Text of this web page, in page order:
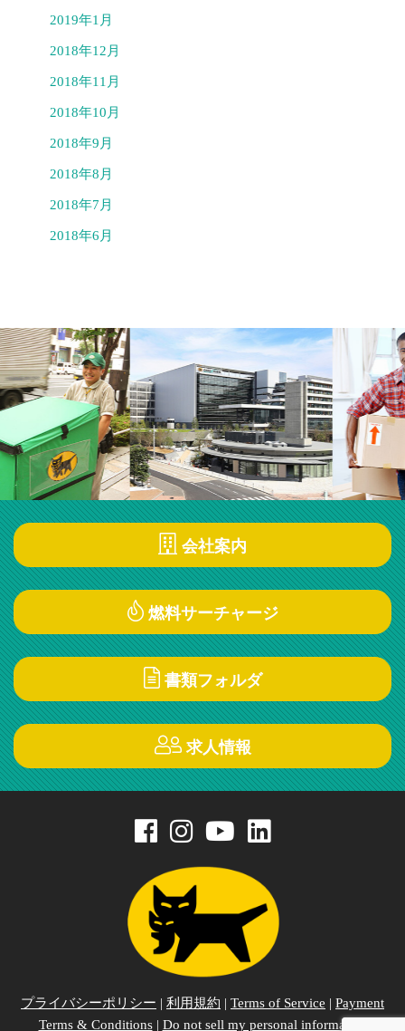
2019年1月
2018年12月
2018年11月
2018年10月
2018年9月
2018年8月
2018年7月
2018年6月
会社案内
燃料サーチャージ
書類フォルダ
求人情報
プライバシーポリシー | 利用規約 | Terms of Service | Payment
Terms & Conditions| Do not sell my personal information